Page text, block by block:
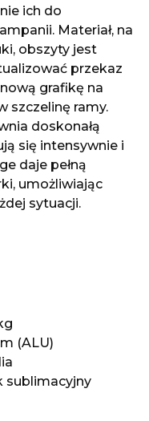
ich do
Materiał, na
obszyty jest
przekaz
grafikę na
szczelinę ramy.
doskonałą
się intensywnie i
daje pełną
umożliwiając
sytuacji.
(ALU)
sublimacyjny